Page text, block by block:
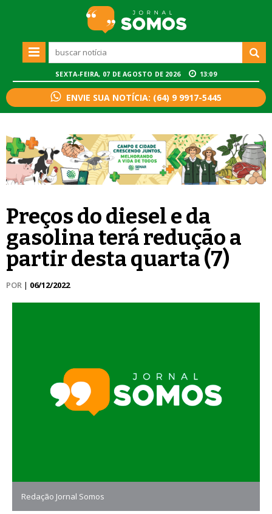
SEXTA-FEIRA, 07 DE AGOSTO DE 2026 13:09
ENVIE SUA NOTÍCIA: (64) 9 9917-5445
Preços do diesel e da
gasolina terá redução a
partir desta quarta (7)
POR | 06/12/2022
Redação Jornal Somos